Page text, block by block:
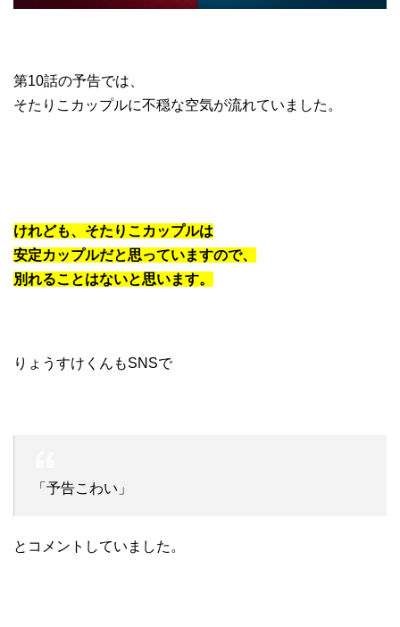
第10話の予告では、
そたりこカップルに不穏な空気が流れていました。
けれども、そたりこカップルは
安定カップルだと思っていますので、
別れることはないと思います。
りょうすけくんもSNSで
「予告こわい」
とコメントしていました。